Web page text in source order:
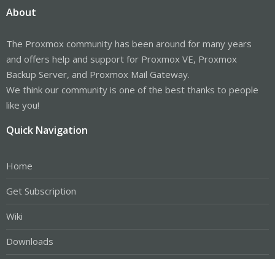
About
The Proxmox community has been around for many years
and offers help and support for Proxmox VE, Proxmox
Backup Server, and Proxmox Mail Gateway.
We think our community is one of the best thanks to people
like you!
Quick Navigation
Home
Get Subscription
Wiki
Downloads